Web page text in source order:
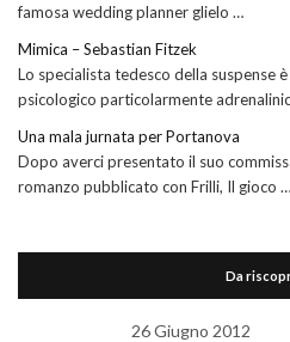
famosa wedding planner glielo …
Mimica – Sebastian Fitzek
Lo specialista tedesco della suspense
psicologico particolarmente
Una mala jurnata per Portanova
Dopo averci presentato il suo
romanzo pubblicato con Frilli, Il gioco …
Da
26 Giugno 2012